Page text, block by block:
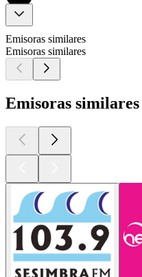
Emisoras similares
Emisoras similares
Emisoras similares